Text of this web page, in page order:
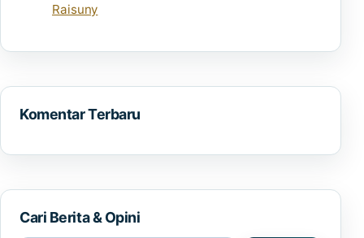
Raisuny
Komentar Terbaru
Cari Berita & Opini